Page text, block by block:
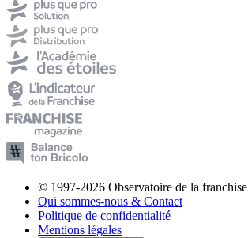
© 1997-2026 Observatoire de la franchise
Qui sommes-nous & Contact
Politique de confidentialité
Mentions légales